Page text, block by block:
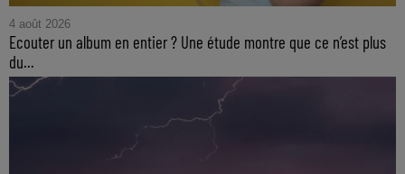
4 août 2026
Ecouter un album en entier ? Une étude montre que ce n’est plus
du...